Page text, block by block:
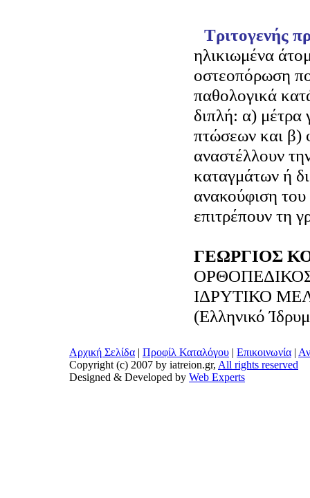
Τριτογενής
ηλικιωμένα
οστεοπόρωση
παθολογικά
διπλή: α) μέτρα
πτώσεων και β)
αναστέλλουν
καταγμάτων ή
ανακούφιση
επιτρέπουν τη
ΓΕΩΡΓΙΟΣ
ΙΔΡΥΤΙΚΟ
(Ελληνικό
Αρχική Σελίδα | Προφίλ Καταλόγου | Επικοινωνία |
Copyright (c) 2007 by iatreion.gr, All rights reserved
Designed & Developed by Web Experts